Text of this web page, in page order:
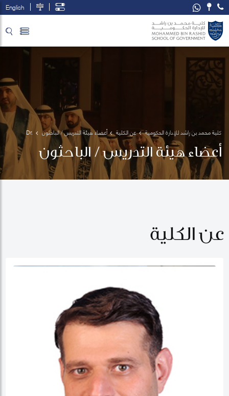
English
كلية محمد بن راشد للإدارة الحكومية عن الكلية أعضاء هيئة التدريس / الباحثون
Dr.
Yousif
Ghalayini
أعضاء هيئة التدريس / الباحثون
عن الكلية